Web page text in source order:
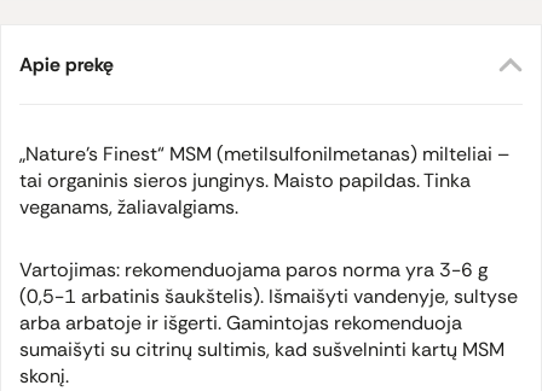
Apie prekę
„Nature's Finest“ MSM (metilsulfonilmetanas) milteliai –
tai organinis sieros junginys. Maisto papildas. Tinka
veganams, žaliavalgiams.
Vartojimas: rekomenduojama paros norma yra 3-6 g
(0,5-1 arbatinis šaukštelis). Išmaišyti vandenyje, sultyse
arba arbatoje ir išgerti. Gamintojas rekomenduoja
sumaišyti su citrinų sultimis, kad sušvelninti kartų MSM
skonį.